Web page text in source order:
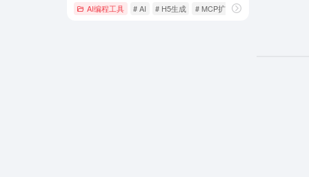
AI编程工具 # AI # H5生成 # MCP扩展